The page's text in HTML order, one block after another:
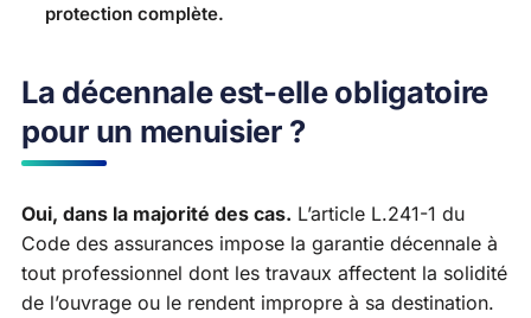
protection complète.
La décennale est-elle obligatoire
pour un menuisier ?
Oui, dans la majorité des cas. L’article L.241-1 du
Code des assurances impose la garantie décennale à
tout professionnel dont les travaux affectent la solidité
de l’ouvrage ou le rendent impropre à sa destination.